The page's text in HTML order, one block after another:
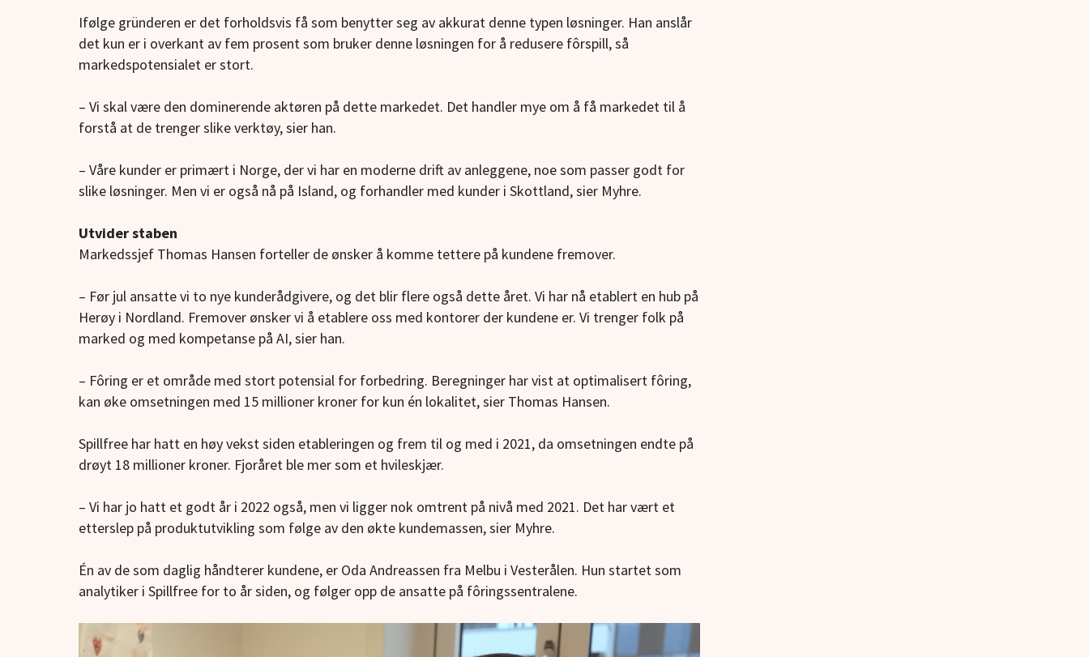
Ifølge gründeren er det forholdsvis få som benytter seg av akkurat denne typen løsninger. Han anslår
det kun er i overkant av fem prosent som bruker denne løsningen for å redusere fôrspill, så
markedspotensialet er stort.
– Vi skal være den dominerende aktøren på dette markedet. Det handler mye om å få markedet til å
forstå at de trenger slike verktøy, sier han.
– Våre kunder er primært i Norge, der vi har en moderne drift av anleggene, noe som passer godt for
slike løsninger. Men vi er også nå på Island, og forhandler med kunder i Skottland, sier Myhre.
Utvider staben
Markedssjef Thomas Hansen forteller de ønsker å komme tettere på kundene fremover.
– Før jul ansatte vi to nye kunderådgivere, og det blir flere også dette året. Vi har nå etablert en hub på
Herøy i Nordland. Fremover ønsker vi å etablere oss med kontorer der kundene er. Vi trenger folk på
marked og med kompetanse på AI, sier han.
– Fôring er et område med stort potensial for forbedring. Beregninger har vist at optimalisert fôring,
kan øke omsetningen med 15 millioner kroner for kun én lokalitet, sier Thomas Hansen.
Spillfree har hatt en høy vekst siden etableringen og frem til og med i 2021, da omsetningen endte på
drøyt 18 millioner kroner. Fjoråret ble mer som et hvileskjær.
– Vi har jo hatt et godt år i 2022 også, men vi ligger nok omtrent på nivå med 2021. Det har vært et
etterslep på produktutvikling som følge av den økte kundemassen, sier Myhre.
Én av de som daglig håndterer kundene, er Oda Andreassen fra Melbu i Vesterålen. Hun startet som
analytiker i Spillfree for to år siden, og følger opp de ansatte på fôringssentralene.